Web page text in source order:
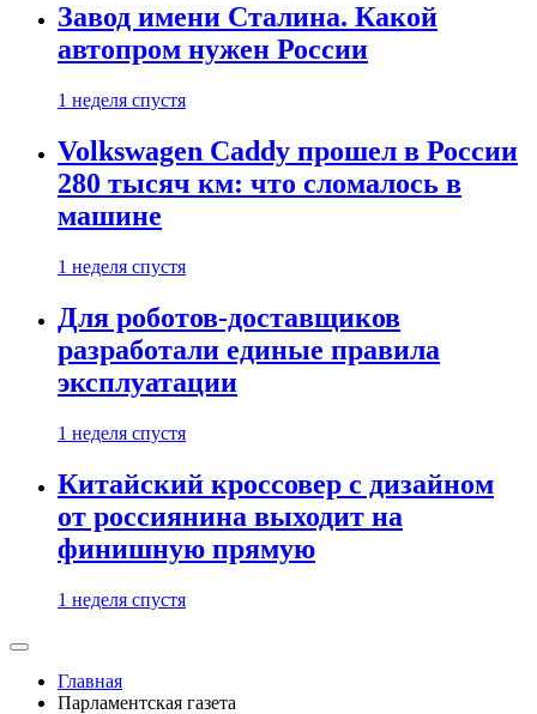
Завод имени Сталина. Какой
автопром нужен России
1 неделя спустя
Volkswagen Caddy прошел в России
280 тысяч км: что сломалось в
машине
1 неделя спустя
Для роботов-доставщиков
разработали единые правила
эксплуатации
1 неделя спустя
Китайский кроссовер с дизайном
от россиянина выходит на
финишную прямую
1 неделя спустя
Главная
Парламентская газета